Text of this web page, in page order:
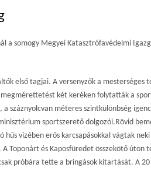
a somogy Megyei Katasztrófavédelmi
első tagjai. A versenyzők a mesterséges
két keréken folytatták a
méteres szintkülönbség
sportszerető dolgozói.Rövid
hűs vizében erős karcsapásokkal vágtak
Toponárt és Kaposfüredet összekötő úton
próbára tette a bringások kitartását. A